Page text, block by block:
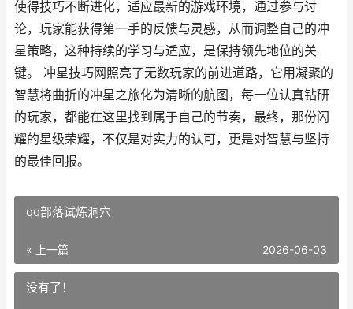
使得技巧不断进化，适应最新的游戏环境，通过参与讨
论，玩家能获得第一手的反馈与灵感，从而调整自己的冲
星策略，这种持续的学习与适应，是保持领先地位的关
键。 冲星技巧网照亮了无数玩家的前进道路，它用凝聚的
智慧将曲折的冲星之旅化为清晰的航图，每一位认真钻研
的玩家，都能在这里找到属于自己的节奏，最终，那份闪
耀的星级荣耀，不仅是对实力的认可，更是对智慧与坚持
的最佳回报。
qq部落试炼洞穴
« 上一篇 2026-06-03
没有了！